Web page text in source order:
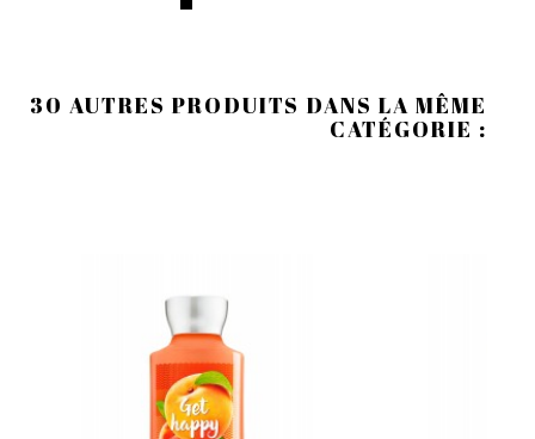
30 AUTRES PRODUITS DANS LA MÊME
CATÉGORIE :